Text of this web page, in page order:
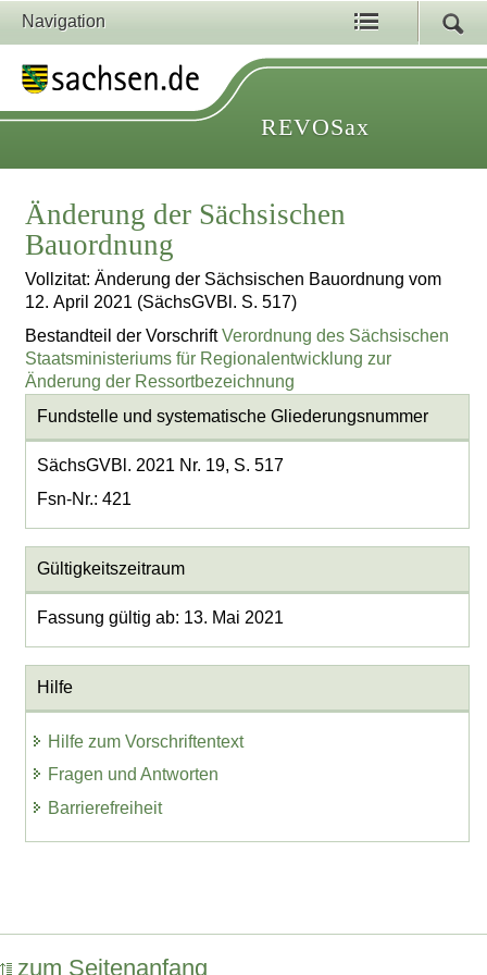
Navigation
REVOSax
Änderung der Sächsischen
Bauordnung
Vollzitat: Änderung der Sächsischen Bauordnung vom
12. April 2021 (SächsGVBl. S. 517)
Bestandteil der VorschriftVerordnung des Sächsischen
Staatsministeriums für Regionalentwicklung zur
Änderung der Ressortbezeichnung
Fundstelle und systematische Gliederungsnummer
SächsGVBl. 2021 Nr. 19, S. 517
Fsn-Nr.: 421
Gültigkeitszeitraum
Fassung gültig ab: 13. Mai 2021
Hilfe
Hilfe zum Vorschriftentext
Fragen und Antworten
Barrierefreiheit
zum Seitenanfang